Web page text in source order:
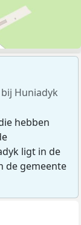
Huniadyk
hebben
ligt in de
de gemeente